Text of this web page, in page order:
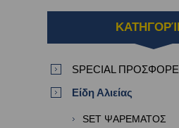
SPECIAL
Είδη Αλιείας
SET ΨΑΡΕΜΑΤΟΣ